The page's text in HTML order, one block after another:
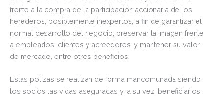
frente a la compra de la participación accionaria de los
herederos, posiblemente inexpertos, a fin de garantizar el
normal desarrollo del negocio, preservar la imagen frente
a empleados, clientes y acreedores, y mantener su valor
de mercado, entre otros beneficios.
Estas pólizas se realizan de forma mancomunada siendo
los socios las vidas aseguradas y, a su vez, beneficiarios